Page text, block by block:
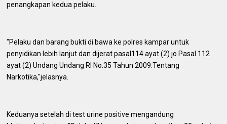
penangkapan kedua pelaku.
"Pelaku dan barang bukti di bawa ke polres kampar untuk
penyidikan lebih lanjut dan dijerat pasal114 ayat (2) jo Pasal 112
ayat (2) Undang Undang RI No.35 Tahun 2009.Tentang
Narkotika,"jelasnya.
Keduanya setelah di test urine positive mengandung